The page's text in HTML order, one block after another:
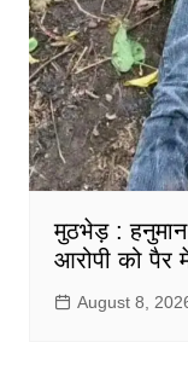
मुठभेड़ :
आरोपी को पैर
August 8,